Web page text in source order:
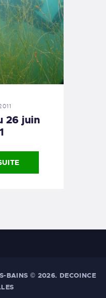
26 juin
BAINS © 2026. DECOINCE